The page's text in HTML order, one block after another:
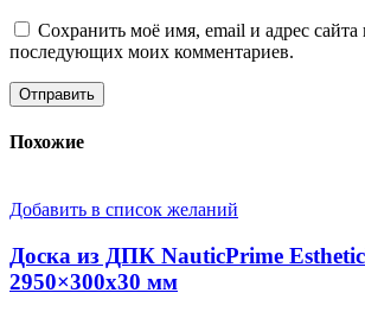
Сохранить моё имя, email и адрес сайта
последующих моих комментариев.
Похожие
Добавить в список желаний
Доска из ДПК NauticPrime
2950×300х30 мм